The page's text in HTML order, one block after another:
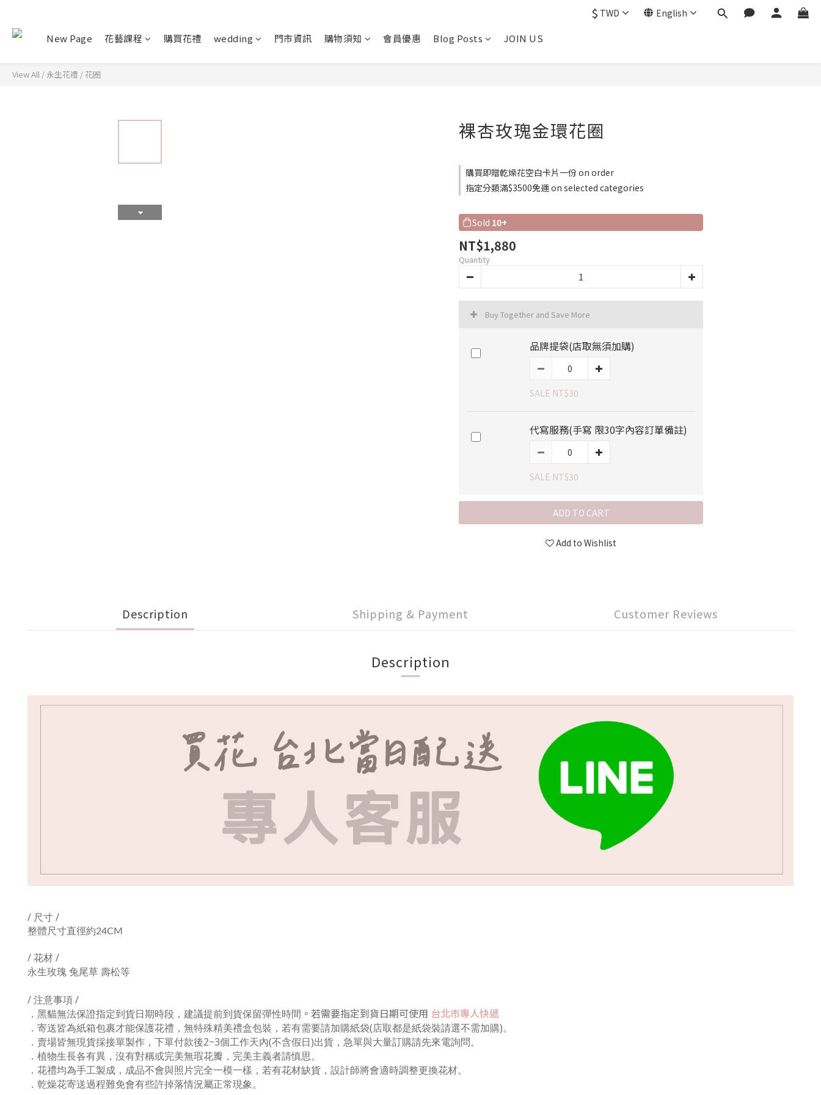
$ TWD English
New Page 花藝課程 購買花禮 wedding 門市資訊 購物須知 會員優惠 Blog Posts JOIN US
View All /永生花禮 / 花圈
裸杏玫瑰金環花圈
購買即贈乾燥花空白卡片一份 on order
指定分類滿$3500免運 on selected categories
Sold 10+
NT$1,880
Quantity
Buy Together and Save More
品牌提袋(店取無須加購)
SALE NT$30
代寫服務(手寫 限30字內容訂單備註)
SALE NT$30
ADD TO CART
Add to Wishlist
Description Shipping & Payment Customer Reviews
Description
/ 尺寸 /
整體尺寸直徑約24CM
/ 花材 /
永生玫瑰 兔尾草 壽松等
/ 注意事項 /
．黑貓無法保證指定到貨日期時段，建議提前到貨保留彈性時間 。若需要指定到貨日期可使用 台北市專人快遞
．寄送皆為紙箱包裹才能保護花禮，無特殊精美禮盒包裝，若有需要請加購紙袋(店取都是紙袋裝請選不需加購)。
．賣場皆無現貨採接單製作，下單付款後2~3個工作天內(不含假日)出貨，急單與大量訂購請先來電詢問。
．植物生長各有異，沒有對稱或完美無瑕花瓣，完美主義者請慎思。
．花禮均為手工製成，成品不會與照片完全一模一樣，若有花材缺貨，設計師將會適時調整更換花材。
．乾燥花寄送過程難免會有些許掉落情況屬正常現象。